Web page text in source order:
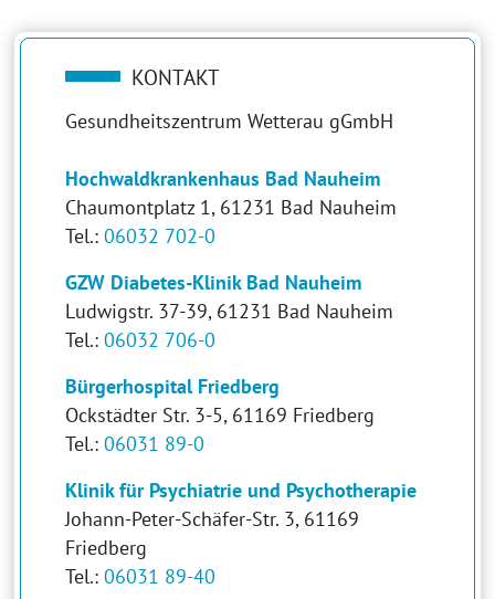
KONTAKT
Gesundheitszentrum Wetterau gGmbH
Hochwaldkrankenhaus Bad Nauheim
Chaumontplatz 1, 61231 Bad Nauheim
Tel.:06032 702-0
GZW Diabetes-Klinik Bad Nauheim
Ludwigstr. 37-39, 61231 Bad Nauheim
Tel.:06032 706-0
Bürgerhospital Friedberg
Ockstädter Str. 3-5, 61169 Friedberg
Tel.:06031 89-0
Klinik für Psychiatrie und Psychotherapie
Johann-Peter-Schäfer-Str. 3, 61169
Friedberg
Tel.:06031 89-40